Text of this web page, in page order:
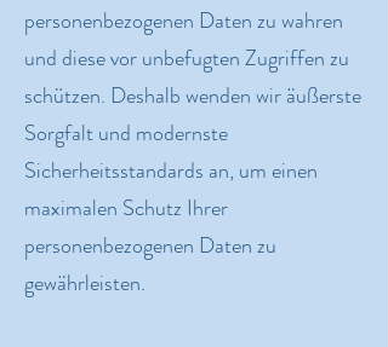
personenbezogenen Daten zu wahren
und diese vor unbefugten Zugriffen zu
schützen. Deshalb wenden wir äußerste
Sorgfalt und modernste
Sicherheitsstandards an, um einen
maximalen Schutz Ihrer
personenbezogenen Daten zu
gewährleisten.